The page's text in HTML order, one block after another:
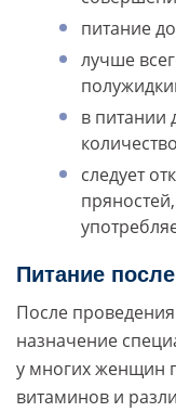
питание
лучше
в питании
следует
Питание
После
назначение
у многих женщин
витаминов и